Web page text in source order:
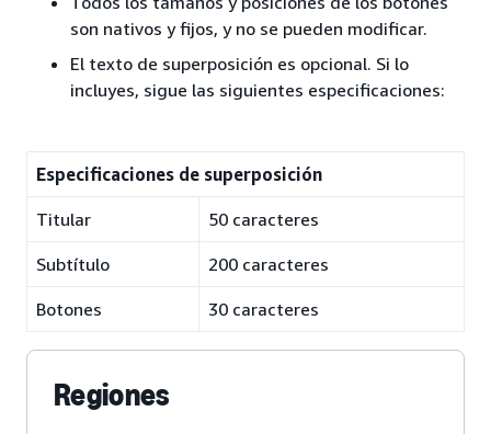
son nativos y fijos, y no se pueden modificar.
El texto de superposición es opcional. Si lo
incluyes, sigue las siguientes especificaciones:
Especificaciones de superposición
Titular 50 caracteres
Subtítulo 200 caracteres
Botones 30 caracteres
Regiones